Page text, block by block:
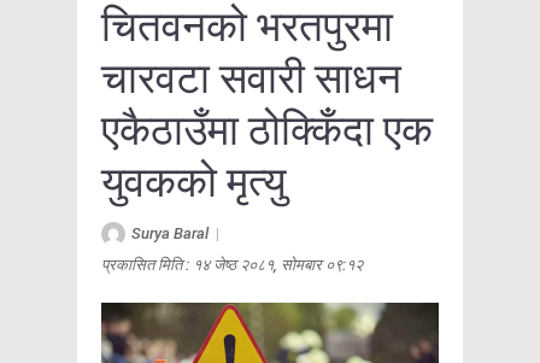
चितवनको भरतपुरमा
चारवटा सवारी साधन
एकैठाउँमा ठोक्किँदा एक
युवकको मृत्यु
Surya Baral|
प्रकासित मिति : १४ जेष्ठ २०८१, सोमबार ०९:१२